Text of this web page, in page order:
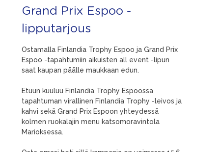
Grand Prix Espoo -
lipputarjous
Ostamalla Finlandia Trophy Espoo ja Grand Prix
Espoo -tapahtumiin aikuisten all event -lipun
saat kaupan päälle maukkaan edun.
Etuun kuuluu Finlandia Trophy Espoossa
tapahtuman virallinen Finlandia Trophy -leivos ja
kahvi sekä Grand Prix Espoon yhteydessä
kolmen ruokalajin menu katsomoravintola
Marioksessa.